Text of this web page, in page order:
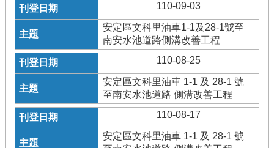
110-09-03
安定區文科里油車1-1及28-1號至
南安水池道路側溝改善工程
110-08-25
安定區文科里油車 1-1 及 28-1 號
至南安水池道路 側溝改善工程
110-08-17
安定區文科里油車 1-1 及 28-1 號